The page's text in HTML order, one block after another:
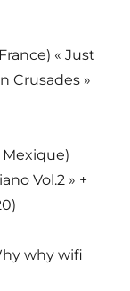
« Just
Crusades »
Mexique)
Vol.2 » +
why wifi